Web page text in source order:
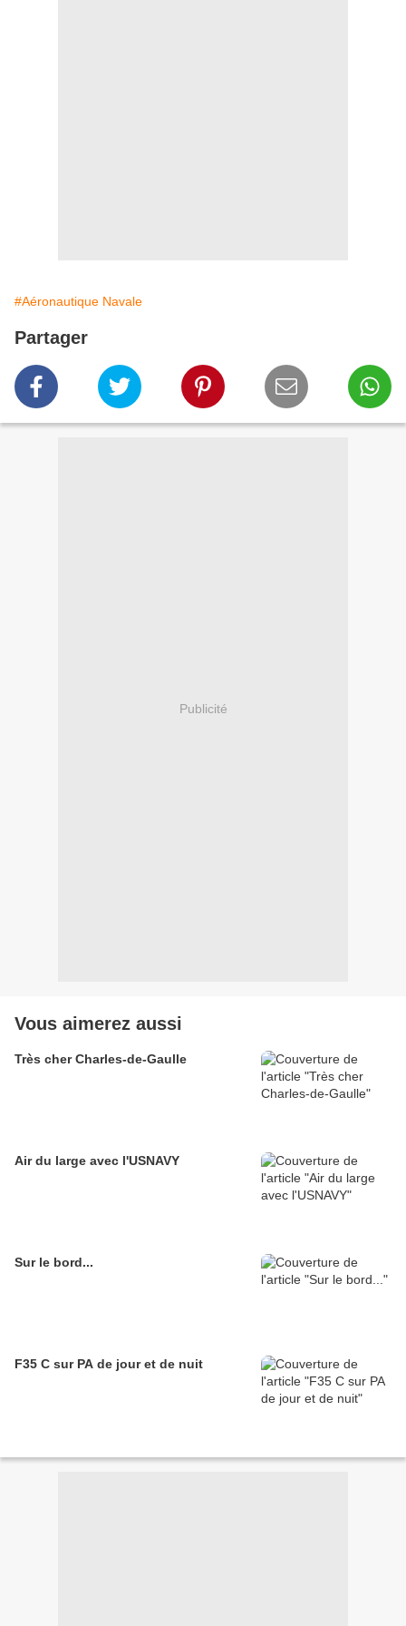
#Aéronautique Navale
Partager
Publicité
Vous aimerez aussi
Très cher Charles-de-Gaulle
Air du large avec l'USNAVY
Sur le bord...
F35 C sur PA de jour et de nuit